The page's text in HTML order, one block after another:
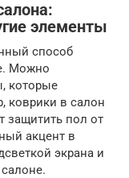
элементы
способ
Можно
которые
коврики в салон
защитить пол от
акцент в
экрана и